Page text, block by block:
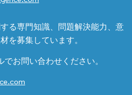
る専門知識、問題解決能力、意
を募集しています。
お問い合わせください。